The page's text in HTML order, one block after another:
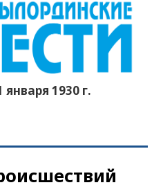
января 1930 г.